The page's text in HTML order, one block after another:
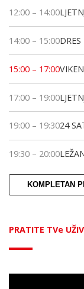
12:00 – 14:00
14:00 – 15:00DRES
15:00 – 17:00
17:00 – 19:00
19:00 – 19:3024
19:30 – 20:00
KOMPLETAN
PRATITE TVe